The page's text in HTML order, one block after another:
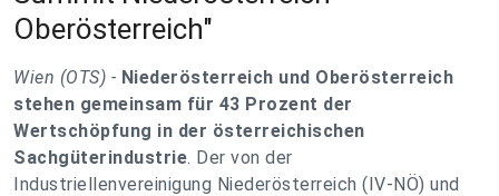
Oberösterreich"
Wien (OTS) - Niederösterreich und Oberösterreich
stehen gemeinsam für 43 Prozent der
Wertschöpfung in der österreichischen
Sachgüterindustrie. Der von der
Industriellenvereinigung Niederösterreich (IV-NÖ) und